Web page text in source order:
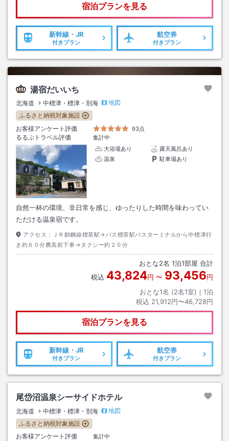
宿泊プランを見る
新幹線・JR
付きプラン
航空券
付きプラン
湯宿だいいち
北海道 中標津・標津・別海
地図
ふるさと納税対象施設
お客様アンケート評価
93点
るるぶトラベル評価
集計中
大浴場あり
露天風呂あり
温泉
駐車場あり
自然一杯の環境、非日常を感じ、ゆったりした時間を味わってい
ただける温泉宿です。
アクセス：
ＪＲ釧鋼線標茶駅→バス標茶駅バスターミナルから中標津行
き約６０分農高前下車→タクシー約２０分
おとな2名 1泊1部屋 合計
税込 43,824円 〜 93,456円
おとな1名 (2名1室)｜ 1泊
税込 21,912円〜46,728円
宿泊プランを見る
新幹線・JR
付きプラン
航空券
付きプラン
尾岱沼温泉シーサイドホテル
北海道 中標津・標津・別海
地図
ふるさと納税対象施設
お客様アンケート評価
集計中